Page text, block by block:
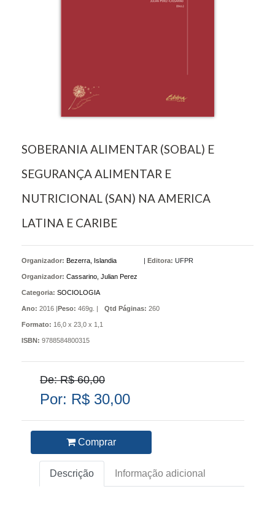
SOBERANIA ALIMENTAR (SOBAL) E
SEGURANÇA ALIMENTAR E
NUTRICIONAL (SAN) NA AMERICA
LATINA E CARIBE
Organizador: Bezerra, Islandia
Organizador: Cassarino, Julian Perez
| Editora: UFPR
Categoria: SOCIOLOGIA
Ano: 2016 |Peso: 469g. | Qtd Páginas: 260
Formato: 16,0 x 23,0 x 1,1
ISBN: 9788584800315
De: R$ 60,00
Por: R$ 30,00
Comprar
Descrição Informação adicional